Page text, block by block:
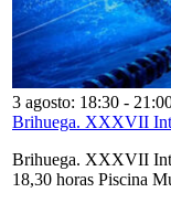
3 agosto: 18:30 -
Brihuega. XXXVII
Brihuega. XXXVII
18,30 horas Piscina